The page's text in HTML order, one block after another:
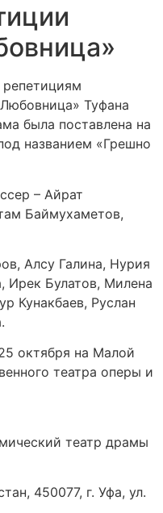
репетициям
Туфана
была поставлена на
названием «Грешно
– Айрат
Баймухаметов,
Алсу Галина, Нурия
Ирек Булатов, Милена
Кунакбаев, Руслан
октября на Малой
театра оперы и
театр драмы
450077, г. Уфа, ул.